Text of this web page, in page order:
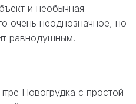
и необычная
очень неоднозначное, но
равнодушным.
Новогрудка с простой